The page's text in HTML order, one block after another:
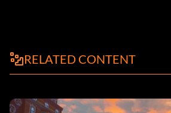
RELATED CONTENT